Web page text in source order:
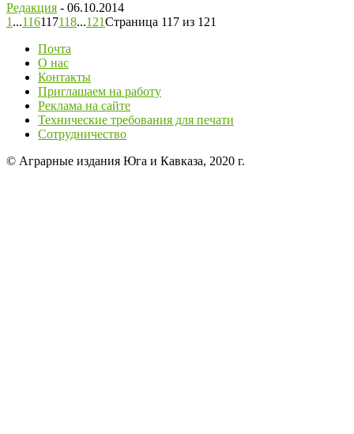
Редакция - 06.10.2014
1 ...116117118...121Страница 117 из 121
Почта
О нас
Контакты
Приглашаем на работу
Реклама на сайте
Технические требования для печати
Сотрудничество
© Аграрные издания Юга и Кавказа, 2020 г.